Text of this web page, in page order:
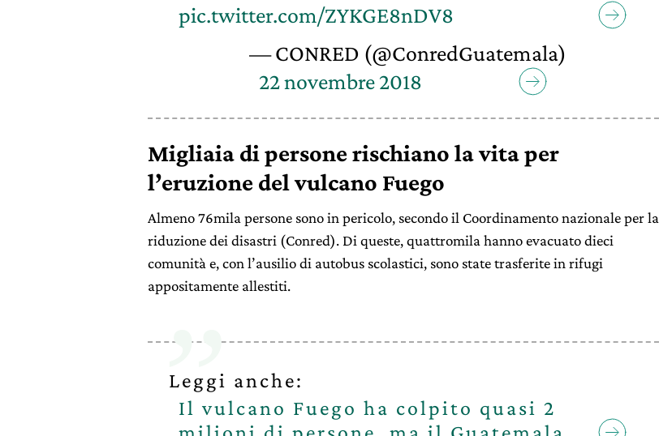
pic.twitter.com/ZYKGE8nDV8
— CONRED (@ConredGuatemala)
22 novembre 2018
Migliaia di persone rischiano la vita per
l’eruzione del vulcano Fuego
Almeno 76mila persone sono in pericolo, secondo il Coordinamento nazionale per la
riduzione dei disastri (Conred). Di queste, quattromila hanno evacuato dieci
comunità e, con l’ausilio di autobus scolastici, sono state trasferite in rifugi
appositamente allestiti.
Leggi anche:
Il vulcano Fuego ha colpito quasi 2